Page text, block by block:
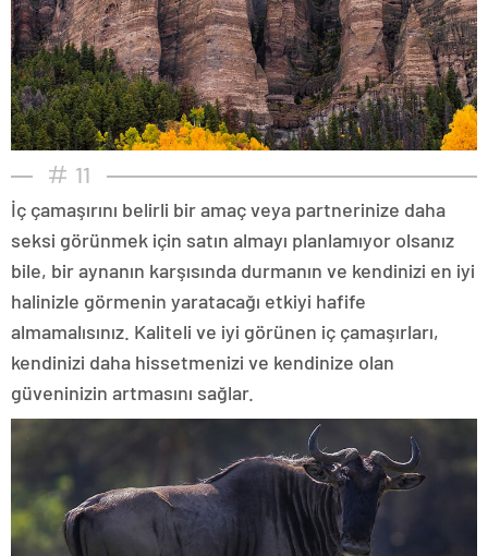
11
İç çamaşırını belirli bir amaç veya partnerinize daha
seksi görünmek için satın almayı planlamıyor olsanız
bile, bir aynanın karşısında durmanın ve kendinizi en iyi
halinizle görmenin yaratacağı etkiyi hafife
almamalısınız. Kaliteli ve iyi görünen iç çamaşırları,
kendinizi daha hissetmenizi ve kendinize olan
güveninizin artmasını sağlar.